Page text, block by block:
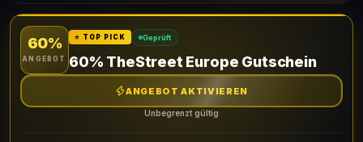
60%
ANGEBOT
⭐ TOP PICK Geprüft
60% TheStreet Europe Gutschein
ANGEBOT AKTIVIEREN
Unbegrenzt gültig